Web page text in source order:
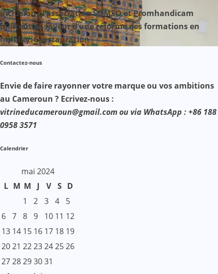
Inclusion : l’association SOMSO et Promhandicam
militent en faveur d’une réforme des formations en
hôtellerie-restauration
Contactez-nous
Envie de faire rayonner votre marque ou vos ambitions
au Cameroun ? Ecrivez-nous :
vitrineducameroun@gmail.com ou via WhatsApp : +86 188
0958 3571
Calendrier
mai 2024
L M M J V S D
1
2 3 4
5
6 7 8 9 10 11 12
13 14 15 16 17 18 19
2021 2223242526
2728293031